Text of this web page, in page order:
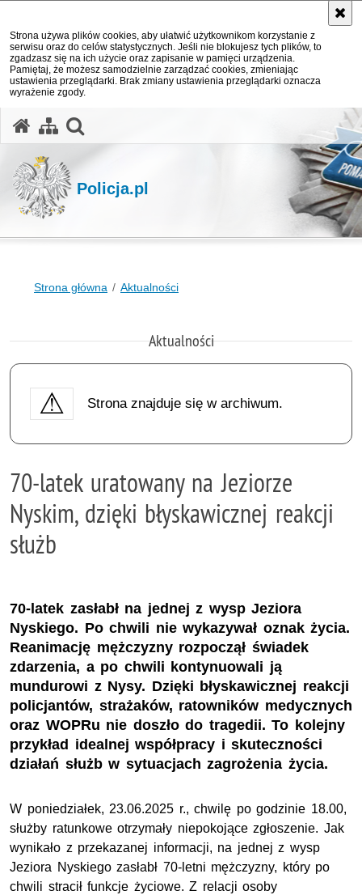
Strona używa plików cookies, aby ułatwić użytkownikom korzystanie z
serwisu oraz do celów statystycznych. Jeśli nie blokujesz tych plików, to
zgadzasz się na ich użycie oraz zapisanie w pamięci urządzenia.
Pamiętaj, że możesz samodzielnie zarządzać cookies, zmieniając
ustawienia przeglądarki. Brak zmiany ustawienia przeglądarki oznacza
wyrażenie zgody.
Policja.pl
Strona główna Aktualności
Aktualności
Strona znajduje się w archiwum.
70-latek uratowany na Jeziorze
Nyskim, dzięki błyskawicznej reakcji
służb
70-latek zasłabł na jednej z wysp Jeziora
Nyskiego. Po chwili nie wykazywał oznak życia.
Reanimację mężczyzny rozpoczął świadek
zdarzenia, a po chwili kontynuowali ją
mundurowi z Nysy. Dzięki błyskawicznej reakcji
policjantów, strażaków, ratowników medycznych
oraz WOPRu nie doszło do tragedii. To kolejny
przykład idealnej współpracy i skuteczności
działań służb w sytuacjach zagrożenia życia.
W poniedziałek, 23.06.2025 r., chwilę po godzinie 18.00,
służby ratunkowe otrzymały niepokojące zgłoszenie. Jak
wynikało z przekazanej informacji, na jednej z wysp
Jeziora Nyskiego zasłabł 70-letni mężczyzny, który po
chwili stracił funkcje życiowe. Z relacji osoby